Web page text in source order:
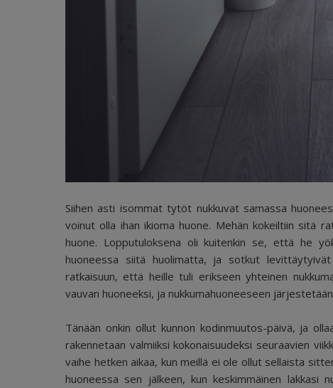
Siihen asti isommat tytöt nukkuvat samassa
voinut olla ihan ikioma huone. Mehän kokeiltiin sitä
huone. Lopputuloksena oli kuitenkin se, että he
huoneessa siitä huolimatta, ja sotkut
ratkaisuun, että heille tuli erikseen yhteinen
vauvan huoneeksi, ja nukkumahuoneeseen
Tänään onkin ollut kunnon kodinmuutos-päivä, ja
rakennetaan valmiiksi kokonaisuudeksi seuraavien
vaihe hetken aikaa, kun meillä ei ole ollut sellaista
huoneessa sen jälkeen, kun keskimmäinen lakkasi